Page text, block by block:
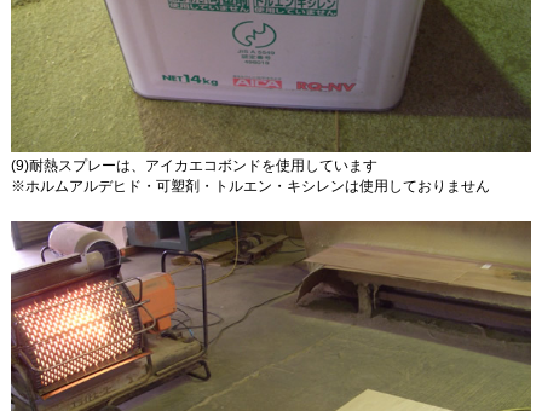
(9)耐熱スプレーは、アイカエコボンドを使用しています
※ホルムアルデヒド・可塑剤・トルエン・キシレンは使用しておりません